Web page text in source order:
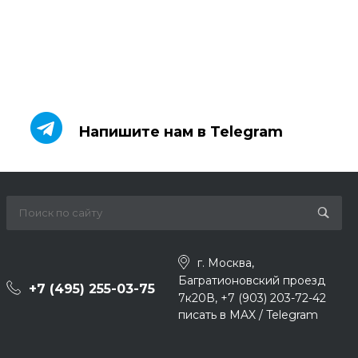
Напишите нам в Telegram
+7 (495) 255-03-75
г. Москва,
Багратионовский проезд
7к20В, +7 (903) 203-72-42
писать в MAX / Telegram